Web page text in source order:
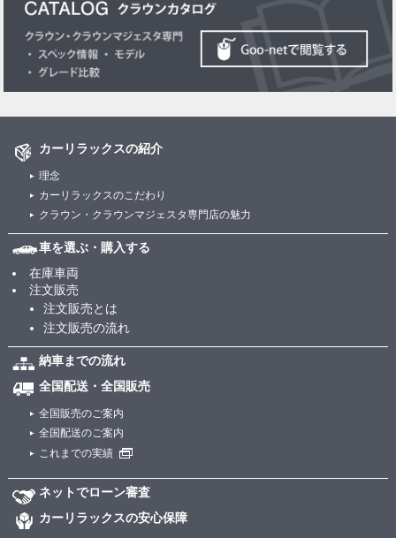
カーリラックスの紹介
理念
カーリラックスのこだわり
クラウン・クラウンマジェスタ専門店の魅力
車を選ぶ・購入する
在庫車両
注文販売
注文販売とは
注文販売の流れ
納車までの流れ
全国配送・全国販売
全国販売のご案内
全国配送のご案内
これまでの実績
ネットでローン審査
カーリラックスの安心保障